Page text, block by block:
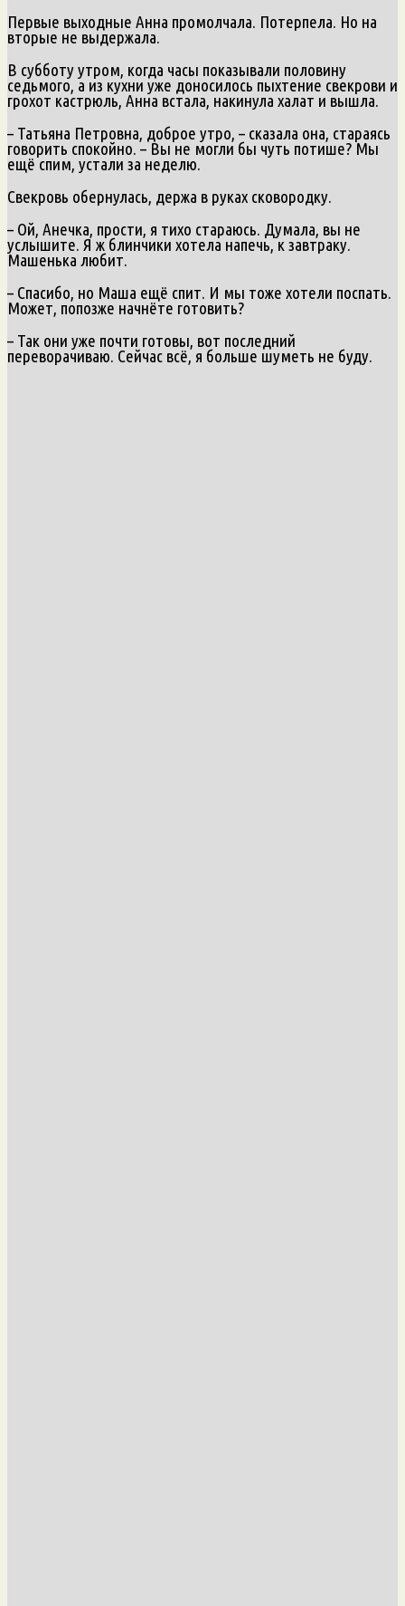
Первые выходные Анна промолчала. Потерпела. Но на
вторые не выдержала.
В субботу утром, когда часы показывали половину
седьмого, а из кухни уже доносилось пыхтение свекрови и
грохот кастрюль, Анна встала, накинула халат и вышла.
– Татьяна Петровна, доброе утро, – сказала она, стараясь
говорить спокойно. – Вы не могли бы чуть потише? Мы
ещё спим, устали за неделю.
Свекровь обернулась, держа в руках сковородку.
– Ой, Анечка, прости, я тихо стараюсь. Думала, вы не
услышите. Я ж блинчики хотела напечь, к завтраку.
Машенька любит.
– Спасибо, но Маша ещё спит. И мы тоже хотели поспать.
Может, попозже начнёте готовить?
– Так они уже почти готовы, вот последний
переворачиваю. Сейчас всё, я больше шуметь не буду.